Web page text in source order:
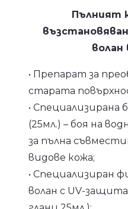
Пълният
волан
• Препарат за
старата
• Специализирана
(25мл.) – боя на
за пълна
видове кожа;
• Специализиран
волан с UV-